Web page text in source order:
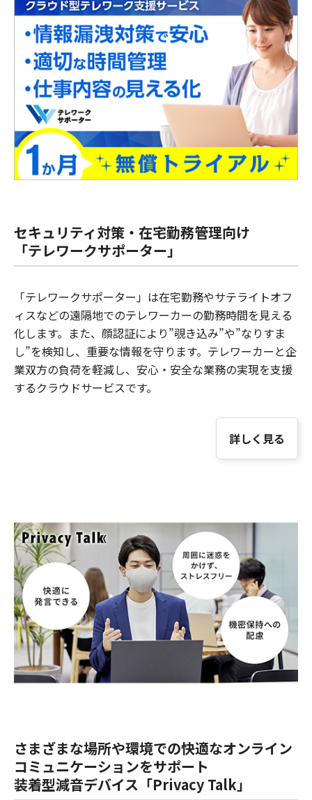
セキュリティ対策・在宅勤務管理向け
「テレワークサポーター」
「テレワークサポーター」は在宅勤務やサテライトオフ
ィスなどの遠隔地でのテレワーカーの勤務時間を見える
化します。また、顔認証により”覗き込み”や”なりすま
し”を検知し、重要な情報を守ります。テレワーカーと企
業双方の負荷を軽減し、安心・安全な業務の実現を支援
するクラウドサービスです。
詳しく見る
さまざまな場所や環境での快適なオンライン
コミュニケーションをサポート
装着型減音デバイス「Privacy Talk」